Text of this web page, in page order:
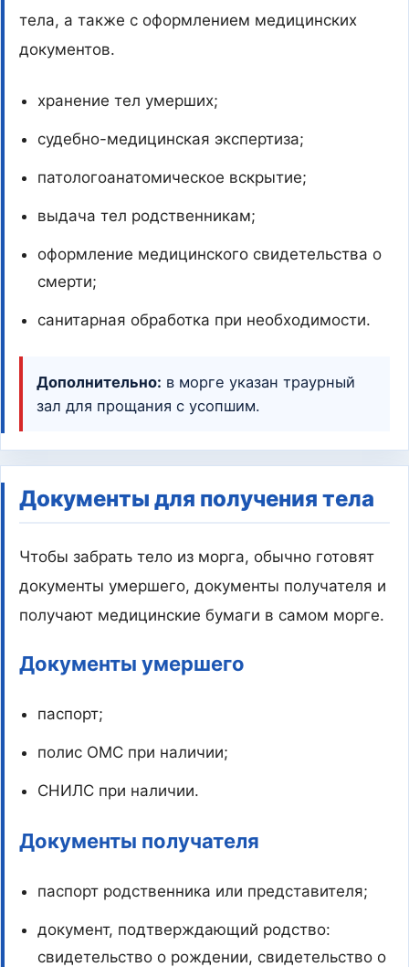
тела, а также с оформлением медицинских
документов.
хранение тел умерших;
судебно-медицинская экспертиза;
патологоанатомическое вскрытие;
выдача тел родственникам;
оформление медицинского свидетельства о
смерти;
санитарная обработка при необходимости.
Дополнительно: в морге указан траурный
зал для прощания с усопшим.
Документы для получения тела
Чтобы забрать тело из морга, обычно готовят
документы умершего, документы получателя и
получают медицинские бумаги в самом морге.
Документы умершего
паспорт;
полис ОМС при наличии;
СНИЛС при наличии.
Документы получателя
паспорт родственника или представителя;
документ, подтверждающий родство:
свидетельство о рождении, свидетельство о